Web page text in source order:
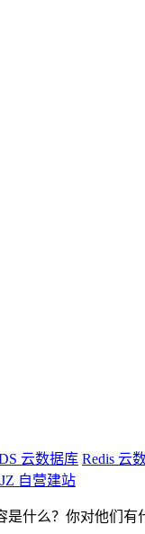
云数据库 Redis 云
JZ 自营建站
什么？你对他们有